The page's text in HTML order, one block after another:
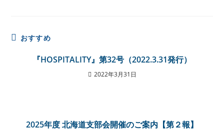
おすすめ
『HOSPITALITY』第32号（2022.3.31発行）
2022年3月31日
2025年度 北海道支部会開催のご案内【第２報】